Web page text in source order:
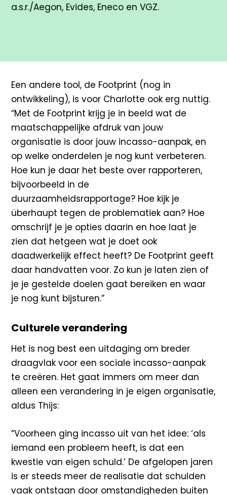
a.s.r./Aegon, Evides, Eneco en VGZ.
Een andere tool, de Footprint (nog in
ontwikkeling), is voor Charlotte ook erg nuttig.
“Met de Footprint krijg je in beeld wat de
maatschappelijke afdruk van jouw
organisatie is door jouw incasso-aanpak, en
op welke onderdelen je nog kunt verbeteren.
Hoe kun je daar het beste over rapporteren,
bijvoorbeeld in de
duurzaamheidsrapportage? Hoe kijk je
überhaupt tegen de problematiek aan? Hoe
omschrijf je je opties daarin en hoe laat je
zien dat hetgeen wat je doet ook
daadwerkelijk effect heeft? De Footprint geeft
daar handvatten voor. Zo kun je laten zien of
je je gestelde doelen gaat bereiken en waar
je nog kunt bijsturen.”
Culturele verandering
Het is nog best een uitdaging om breder
draagvlak voor een sociale incasso-aanpak
te creëren. Het gaat immers om meer dan
alleen een verandering in je eigen organisatie,
aldus Thijs:
“Voorheen ging incasso uit van het idee: ‘als
iemand een probleem heeft, is dat een
kwestie van eigen schuld.’ De afgelopen jaren
is er steeds meer de realisatie dat schulden
vaak ontstaan door omstandigheden buiten